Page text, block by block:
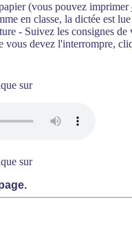
(vous pouvez imprimer
en classe, la dictée est
- Suivez les consignes
vous devez l'interrompre,
sur
sur